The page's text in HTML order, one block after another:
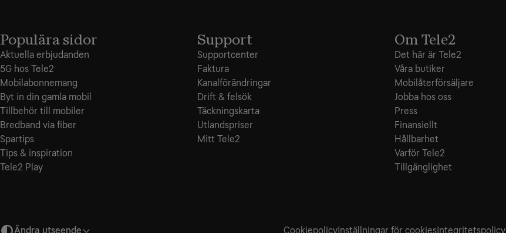
Populära sidor
Aktuella erbjudanden
5G hos Tele2
Mobilabonnemang
Byt in din gamla mobil
Tillbehör till mobiler
Bredband via fiber
Spartips
Tips & inspiration
Tele2 Play
Support
Supportcenter
Faktura
Kanalförändringar
Drift & felsök
Täckningskarta
Utlandspriser
Mitt Tele2
Om Tele2
Det här är Tele2
Våra butiker
Mobilåterförsäljare
Jobba hos oss
Press
Finansiellt
Hållbarhet
Varför Tele2
Tillgänglighet
Ändra utseende CookiepolicyInställningar för cookiesIntegritets­policy